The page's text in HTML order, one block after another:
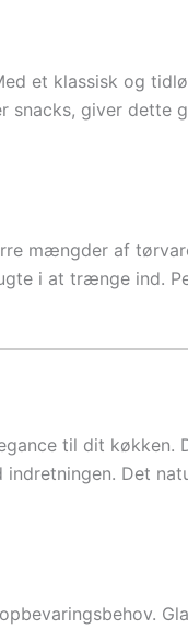
et klassisk og
snacks, giver dette
mængder af
i at trænge ind.
til dit køkken.
Det